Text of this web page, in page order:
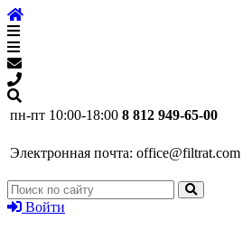
пн-пт 10:00-18:00 8 812 949-65-00
Электронная почта: office@filtrat.com
Войти